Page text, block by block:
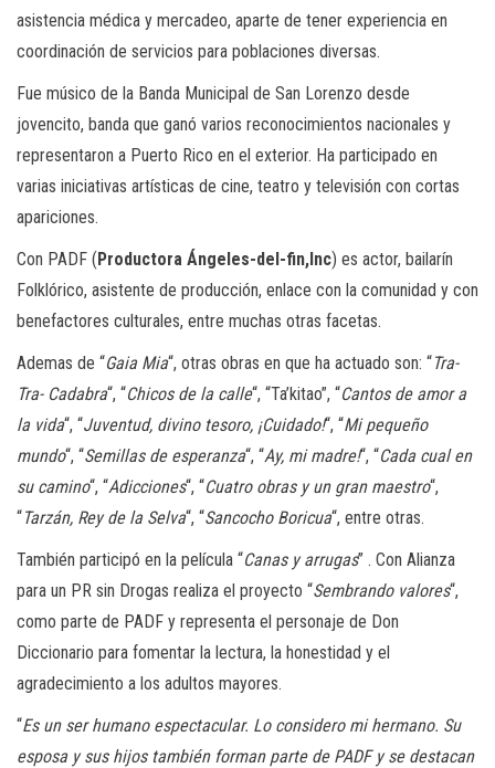
asistencia médica y mercadeo, aparte de tener experiencia en
coordinación de servicios para poblaciones diversas.
Fue músico de la Banda Municipal de San Lorenzo desde
jovencito, banda que ganó varios reconocimientos nacionales y
representaron a Puerto Rico en el exterior. Ha participado en
varias iniciativas artísticas de cine, teatro y televisión con cortas
apariciones.
Con PADF (Productora Ángeles-del-fin,Inc) es actor, bailarín
Folklórico, asistente de producción, enlace con la comunidad y con
benefactores culturales, entre muchas otras facetas.
Ademas de “Gaia Mia“, otras obras en que ha actuado son: “Tra-
Tra- Cadabra“, “Chicos de la calle“, “Ta’kitao”, “Cantos de amor a
la vida“, “Juventud, divino tesoro, ¡Cuidado!“, “Mi pequeño
mundo“, “Semillas de esperanza“, “Ay, mi madre!“, “Cada cual en
su camino“, “Adicciones“, “Cuatro obras y un gran maestro“,
“Tarzán, Rey de la Selva“, “Sancocho Boricua“, entre otras.
También participó en la película “Canas y arrugas” . Con Alianza
para un PR sin Drogas realiza el proyecto “Sembrando valores“,
como parte de PADF y representa el personaje de Don
Diccionario para fomentar la lectura, la honestidad y el
agradecimiento a los adultos mayores.
“Es un ser humano espectacular. Lo considero mi hermano. Su
esposa y sus hijos también forman parte de PADF y se destacan